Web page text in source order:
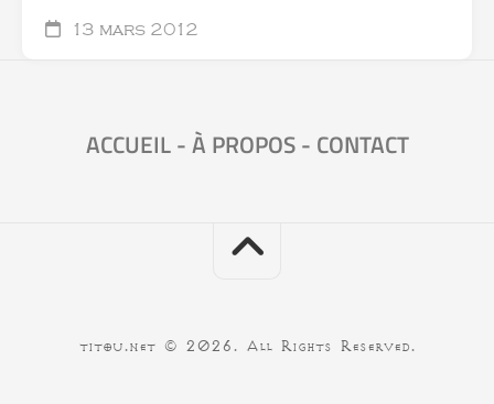
13 mars 2012
ACCUEIL-À PROPOS- CONTACT
titou.net © 2026. All Rights Reserved.